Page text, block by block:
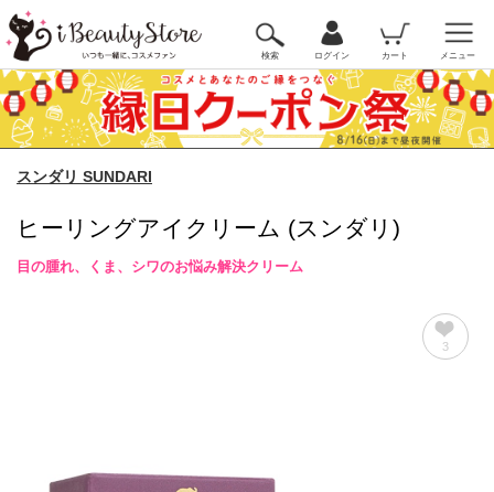
検索 ログイン カート メニュー
スンダリ SUNDARI
ヒーリングアイクリーム (スンダリ)
目の腫れ、くま、シワのお悩み解決クリーム
3